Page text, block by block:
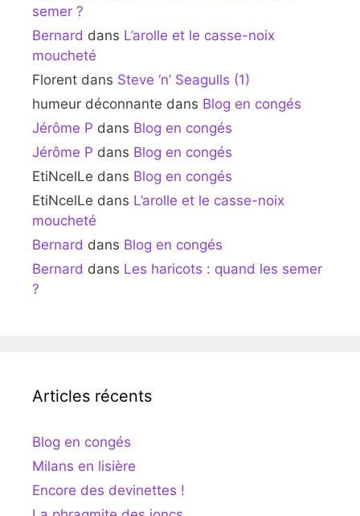
semer ?
Bernard dans L’arolle et le casse-noix
moucheté
Florent dans Steve ‘n’ Seagulls (1)
humeur déconnante dans Blog en congés
Jérôme P dans Blog en congés
Jérôme P dans Blog en congés
EtiNcelLe dans Blog en congés
EtiNcelLe dans L’arolle et le casse-noix
moucheté
Bernard dans Blog en congés
Bernard dans Les haricots : quand les semer
?
Articles récents
Blog en congés
Milans en lisière
Encore des devinettes !